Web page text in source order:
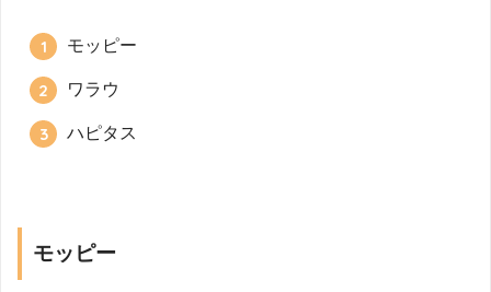
モッピー
ワラウ
ハピタス
モッピー